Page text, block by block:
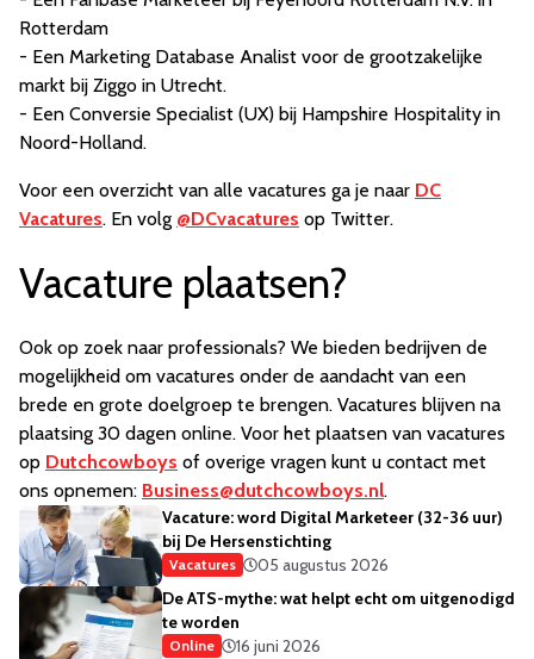
Rotterdam
- Een Marketing Database Analist voor de grootzakelijke
markt bij Ziggo in Utrecht.
- Een Conversie Specialist (UX) bij Hampshire Hospitality in
Noord-Holland.
Voor een overzicht van alle vacatures ga je naar DC
Vacatures. En volg @DCvacatures op Twitter.
Vacature plaatsen?
Ook op zoek naar professionals? We bieden bedrijven de
mogelijkheid om vacatures onder de aandacht van een
brede en grote doelgroep te brengen. Vacatures blijven na
plaatsing 30 dagen online. Voor het plaatsen van vacatures
op Dutchcowboys of overige vragen kunt u contact met
ons opnemen: Business@dutchcowboys.nl.
Vacature: word Digital Marketeer (32-36 uur)
bij De Hersenstichting
Vacatures
05 augustus 2026
De ATS-mythe: wat helpt echt om uitgenodigd
te worden
Online
16 juni 2026